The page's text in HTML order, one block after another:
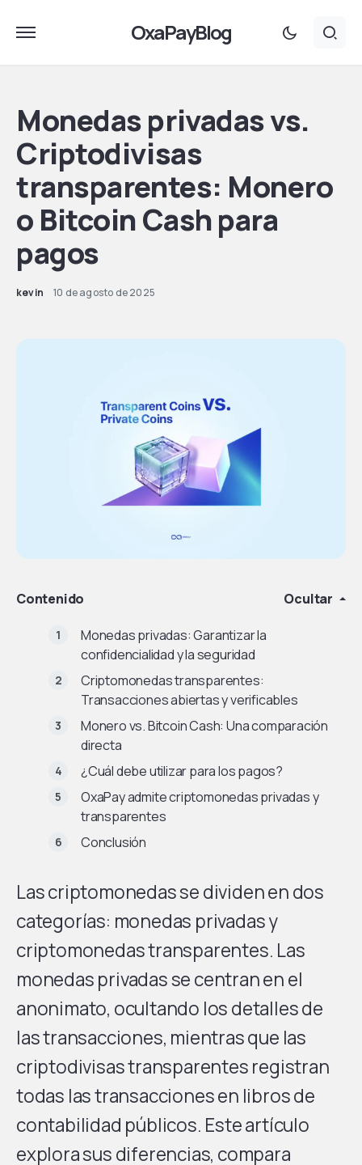
OxaPayBlog
Monedas privadas vs.
Criptodivisas
transparentes: Monero
o Bitcoin Cash para
pagos
kevin 10 de agosto de 2025
Contenido Ocultar
Monedas privadas: Garantizar la
confidencialidad y la seguridad
Criptomonedas transparentes:
Transacciones abiertas y verificables
Monero vs. Bitcoin Cash: Una comparación
directa
¿Cuál debe utilizar para los pagos?
OxaPay admite criptomonedas privadas y
transparentes
Conclusión
Las criptomonedas se dividen en dos
categorías: monedas privadas y
criptomonedas transparentes. Las
monedas privadas se centran en el
anonimato, ocultando los detalles de
las transacciones, mientras que las
criptodivisas transparentes registran
todas las transacciones en libros de
contabilidad públicos. Este artículo
explora sus diferencias, compara